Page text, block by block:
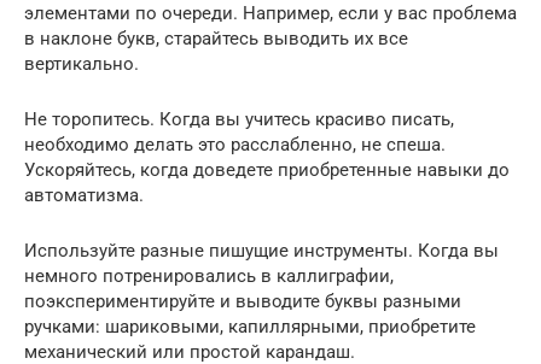
элементами по очереди. Например, если у вас проблема
в наклоне букв, старайтесь выводить их все
вертикально.
Не торопитесь. Когда вы учитесь красиво писать,
необходимо делать это расслабленно, не спеша.
Ускоряйтесь, когда доведете приобретенные навыки до
автоматизма.
Используйте разные пишущие инструменты. Когда вы
немного потренировались в каллиграфии,
поэкспериментируйте и выводите буквы разными
ручками: шариковыми, капиллярными, приобретите
механический или простой карандаш.